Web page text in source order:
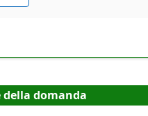
domanda